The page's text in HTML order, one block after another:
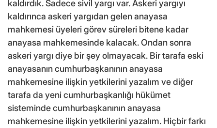
kaldırdık. Sadece sivil yargı var. Askeri yargıyı
kaldırınca askeri yargıdan gelen anayasa
mahkemesi üyeleri görev süreleri bitene kadar
anayasa mahkemesinde kalacak. Ondan sonra
askeri yargı diye bir şey olmayacak. Bir tarafa eski
anayasanın cumhurbaşkanının anayasa
mahkemesine ilişkin yetkilerini yazalım ve diğer
tarafa da yeni cumhurbaşkanlığı hükümet
sisteminde cumhurbaşkanının anayasa
mahkemesine ilişkin yetkilerini yazalım. Hiçbir farkı